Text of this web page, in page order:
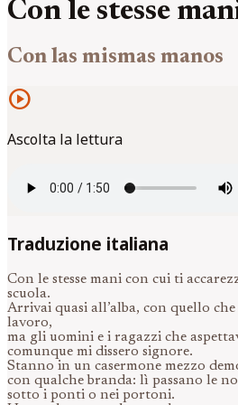
Con le stesse
Con las mismas manos
play_circle
Ascolta la lettura
Traduzione italiana
Con le stesse mani con cui ti
scuola.
Arrivai quasi all’alba, con quello
lavoro,
ma gli uomini e i ragazzi che
comunque mi dissero signore.
Stanno in un casermone mezzo
con qualche branda: lì passano le
sotto i ponti o nei portoni.